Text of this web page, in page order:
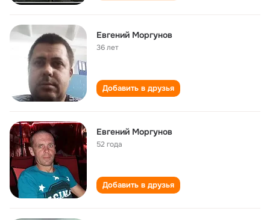
Евгений Моргунов
36 лет
Добавить в друзья
Евгений Моргунов
52 года
Добавить в друзья